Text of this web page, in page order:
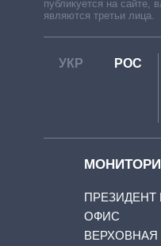
публикуется на сайте,
являются третьи лица.
УКР РОС
ПРЕЗИДЕНТ
ОФИС
ВЕРХОВНАЯ